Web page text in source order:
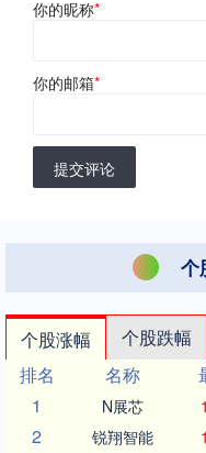
你的昵称*
你的邮箱*
提交评论
个
个股涨幅 个股跌幅
排名
名称
1
N展芯
2 锐翔智能